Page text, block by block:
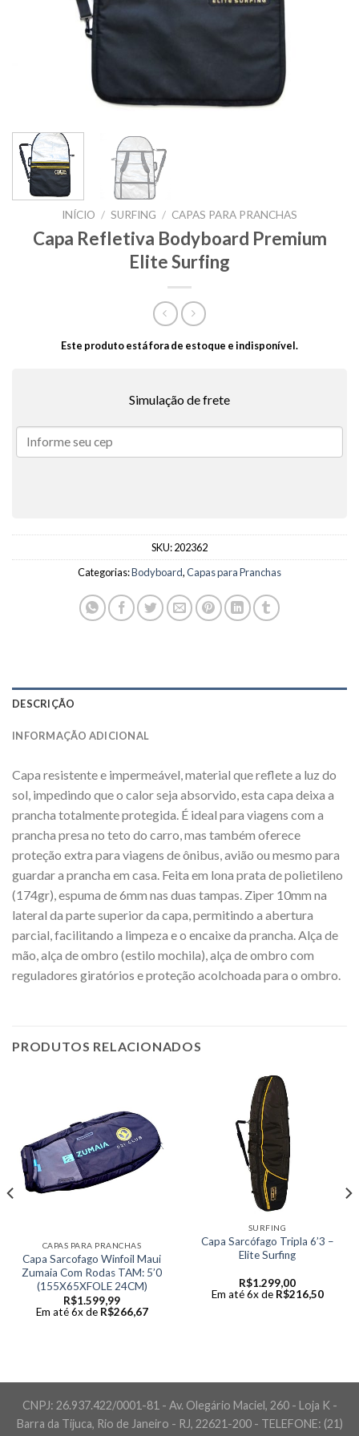
INÍCIO / SURFING / CAPAS PARA PRANCHAS
Capa Refletiva Bodyboard Premium
Elite Surfing
Este produto está fora de estoque e indisponível.
Simulação de frete
SKU:202362
Categorias:Bodyboard,Capas para Pranchas
DESCRIÇÃO
INFORMAÇÃO ADICIONAL
Capa resistente e impermeável, material que reflete a luz do
sol, impedindo que o calor seja absorvido, esta capa deixa a
prancha totalmente protegida. É ideal para viagens com a
prancha presa no teto do carro, mas também oferece
proteção extra para viagens de ônibus, avião ou mesmo para
guardar a prancha em casa. Feita em lona prata de polietileno
(174gr), espuma de 6mm nas duas tampas. Ziper 10mm na
lateral da parte superior da capa, permitindo a abertura
parcial, facilitando a limpeza e o encaixe da prancha. Alça de
mão, alça de ombro (estilo mochila), alça de ombro com
reguladores giratórios e proteção acolchoada para o ombro.
PRODUTOS RELACIONADOS
CAPAS PARA PRANCHAS
Capa Sarcofago Winfoil Maui
Zumaia Com Rodas TAM: 5’0
(155X65XFOLE 24CM)
R$1.599,99
Em até 6x de R$266,67
SURFING
Capa Sarcófago Tripla 6’3 –
Elite Surfing
R$1.299,00
Em até 6x de R$216,50
CNPJ: 26.937.422/0001-81 - Av. Olegário Maciel, 260 - Loja K -
Barra da Tijuca, Rio de Janeiro - RJ, 22621-200 - TELEFONE: (21)